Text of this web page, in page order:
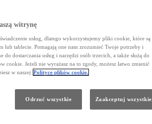
witrynę
usług, dlatego wykorzystujemy pliki cookie, które są
tablecie. Pomagają one nam zrozumieć Twoje potrzeby i
dostarczania usług i narzędzi osób trzecich, a także służą do
Jeżeli nie wyrażasz na to zgody, możesz łatwo zmienić
w naszej Polityce plików cookie.
Odrzuć wszystkie Zaakceptuj wszystkie